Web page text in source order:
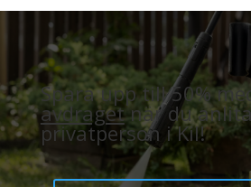
Spara upp till 50%
avdragetnär du
privatperson i Kil!